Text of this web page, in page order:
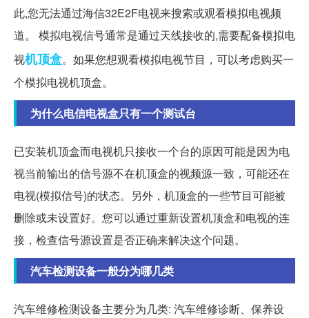
此,您无法通过海信32E2F电视来搜索或观看模拟电视频
道。 模拟电视信号通常是通过天线接收的,需要配备模拟电
视机顶盒。如果您想观看模拟电视节目，可以考虑购买一
个模拟电视机顶盒。
为什么电信电视盒只有一个测试台
已安装机顶盒而电视机只接收一个台的原因可能是因为电
视当前输出的信号源不在机顶盒的视频源一致，可能还在
电视(模拟信号)的状态。另外，机顶盒的一些节目可能被
删除或未设置好。您可以通过重新设置机顶盒和电视的连
接，检查信号源设置是否正确来解决这个问题。
汽车检测设备一般分为哪几类
汽车维修检测设备主要分为几类: 汽车维修诊断、保养设